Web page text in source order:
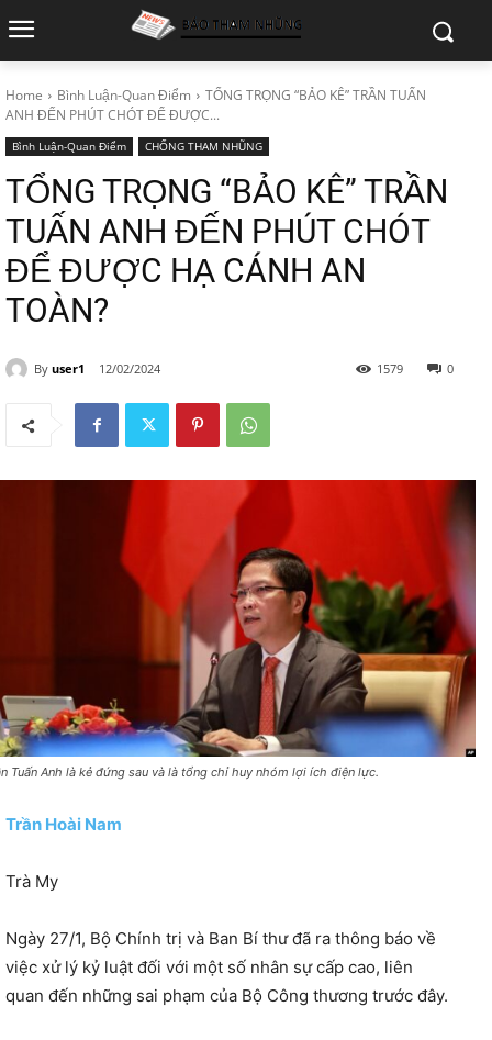
Home Bình Luận-Quan Điểm
TỔNG TRỌNG “BẢO KÊ” TRẦN TUẤN
ANH ĐẾN PHÚT CHÓT ĐỂ ĐƯỢC...
Bình Luận-Quan Điểm CHỐNG THAM NHŨNG
TỔNG TRỌNG “BẢO KÊ” TRẦN
TUẤN ANH ĐẾN PHÚT CHÓT
ĐỂ ĐƯỢC HẠ CÁNH AN
TOÀN?
By user1 12/02/2024 0
1579
Tuấn Anh là kẻ đứng sau và là tổng chỉ huy nhóm lợi ích điện lực.
Trần Hoài Nam
Trà My
Ngày 27/1, Bộ Chính trị và Ban Bí thư đã ra thông báo về
việc xử lý kỷ luật đối với một số nhân sự cấp cao, liên
quan đến những sai phạm của Bộ Công thương trước đây.